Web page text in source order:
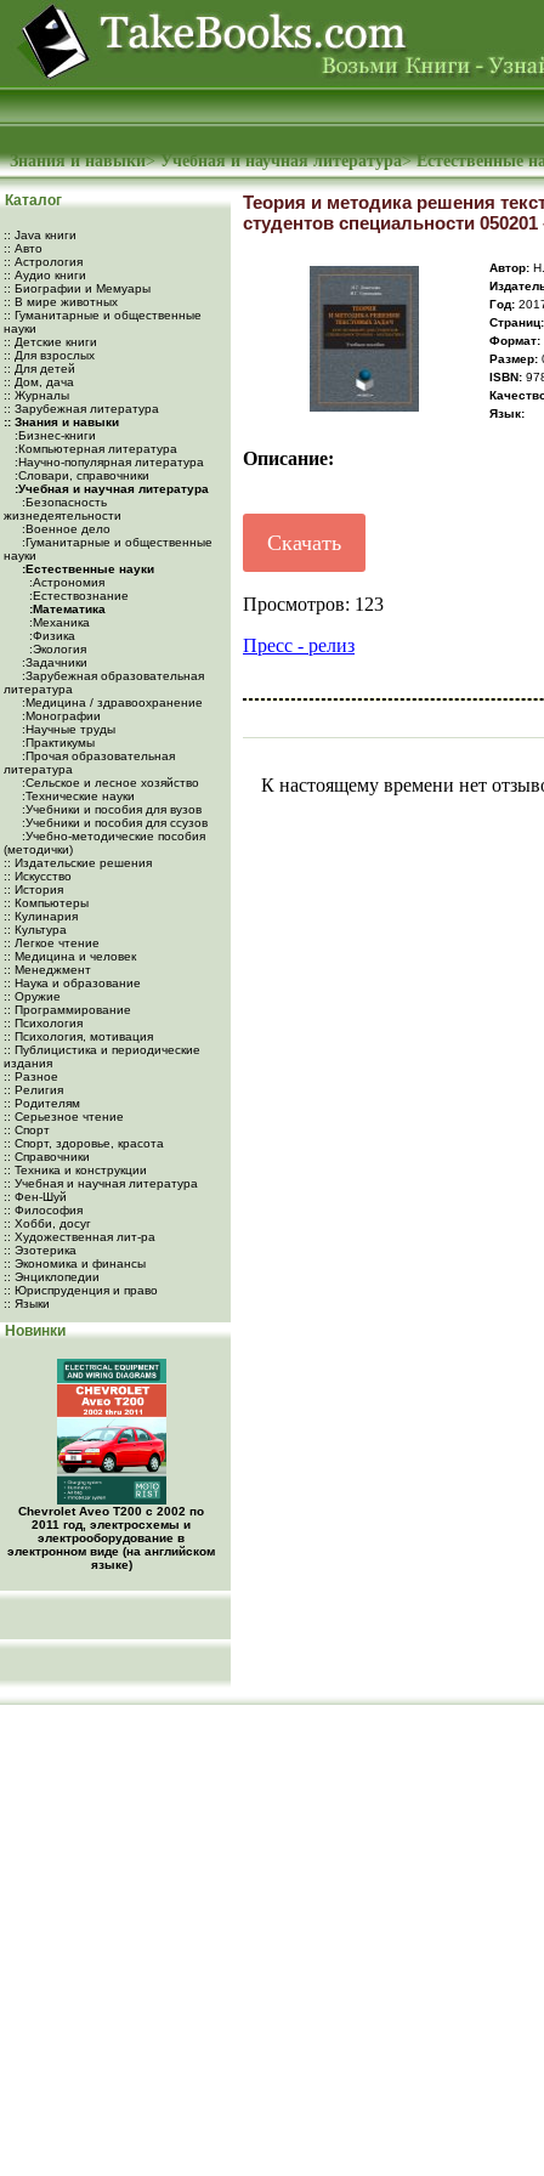
Знания и навыки>Учебная и научная литература>Естественные
Каталог
:: Java книги
:: Авто
:: Астрология
:: Аудио книги
:: Биографии и Мемуары
:: В мире животных
:: Гуманитарные и общественные
науки
:: Детские книги
:: Для взрослых
:: Для детей
:: Дом, дача
:: Журналы
:: Зарубежная литература
:: Знания и навыки
:Бизнес-книги
:Компьютерная литература
:Научно-популярная литература
:Словари, справочники
:Учебная и научная литература
:Безопасность
жизнедеятельности
:Военное дело
:Гуманитарные и общественные
науки
:Естественные науки
:Астрономия
:Естествознание
:Математика
:Механика
:Физика
:Экология
:Задачники
:Зарубежная образовательная
литература
:Медицина / здравоохранение
:Монографии
:Научные труды
:Практикумы
:Прочая образовательная
литература
:Сельское и лесное хозяйство
:Технические науки
:Учебники и пособия для вузов
:Учебники и пособия для ссузов
:Учебно-методические пособия
(методички)
:: Издательские решения
:: Искусство
:: История
:: Компьютеры
:: Кулинария
:: Культура
:: Легкое чтение
:: Медицина и человек
:: Менеджмент
:: Наука и образование
:: Оружие
:: Программирование
:: Психология
:: Психология, мотивация
:: Публицистика и периодические
издания
:: Разное
:: Религия
:: Родителям
:: Серьезное чтение
:: Спорт
:: Спорт, здоровье, красота
:: Справочники
:: Техника и конструкции
:: Учебная и научная литература
:: Фен-Шуй
:: Философия
:: Хобби, досуг
:: Художественная лит-ра
:: Эзотерика
:: Экономика и финансы
:: Энциклопедии
:: Юриспруденция и право
:: Языки
Новинки
Chevrolet Aveo Т200 с 2002 по
2011 год, электросхемы и
электрооборудование в
электронном виде (на английском
языке)
Теория и методика решения
студентов специальности
Автор:
Год:
Cтраниц:
Формат:
Размер:
ISBN:
Язык:
Описание:
Скачать
Просмотров: 123
Пресс - релиз
К настоящему времени нет